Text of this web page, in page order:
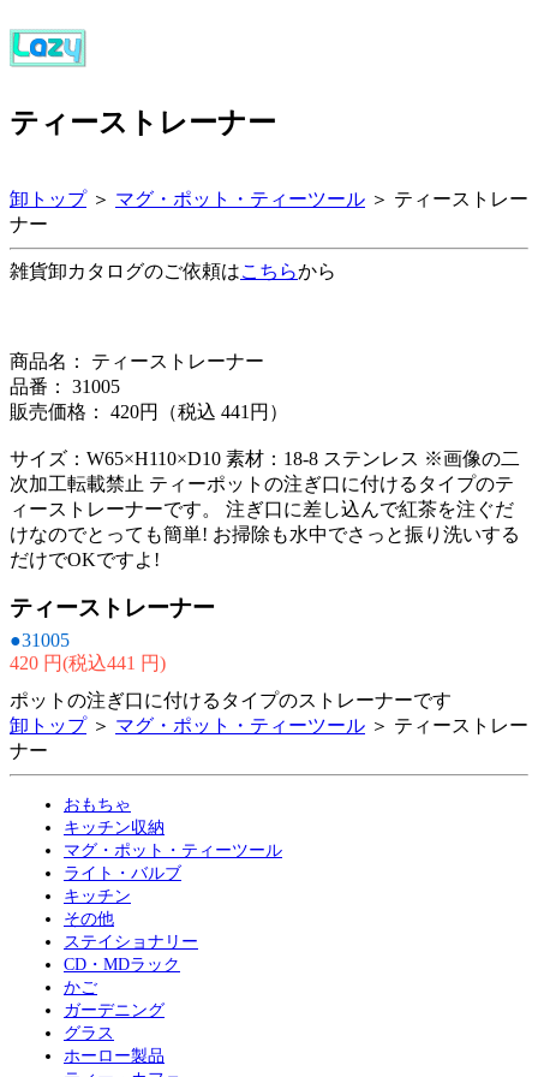
ティーストレーナー
卸トップ＞ マグ・ポット・ティーツール ＞ ティーストレー
ナー
雑貨卸カタログのご依頼はこちらから
商品名： ティーストレーナー
品番： 31005
販売価格： 420円（税込 441円）
サイズ：W65×H110×D10 素材：18-8 ステンレス ※画像の二
次加工転載禁止 ティーポットの注ぎ口に付けるタイプのテ
ィーストレーナーです。 注ぎ口に差し込んで紅茶を注ぐだ
けなのでとっても簡単! お掃除も水中でさっと振り洗いする
だけでOKですよ!
ティーストレーナー
●31005
420 円(税込441 円)
ポットの注ぎ口に付けるタイプのストレーナーです
卸トップ＞ マグ・ポット・ティーツール ＞ ティーストレー
ナー
おもちゃ
キッチン収納
マグ・ポット・ティーツール
ライト・バルブ
キッチン
その他
ステイショナリー
CD・MDラック
かご
ガーデニング
グラス
ホーロー製品